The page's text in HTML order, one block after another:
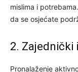
mislima i
da se osjećate
2. Zajednički
Pronalaženje